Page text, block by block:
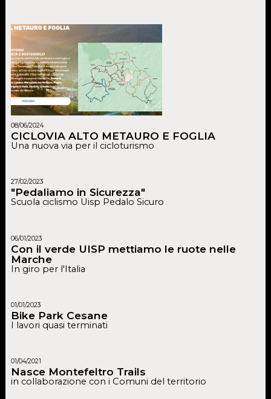
08/06/2024
CICLOVIA ALTO METAURO E FOGLIA
Una nuova via per il cicloturismo
27/02/2023
"Pedaliamo in Sicurezza"
Scuola ciclismo Uisp Pedalo Sicuro
06/01/2023
Con il verde UISP mettiamo le ruote nelle
Marche
In giro per l'Italia
01/01/2023
Bike Park Cesane
I lavori quasi terminati
01/04/2021
Nasce Montefeltro Trails
in collaborazione con i Comuni del territorio